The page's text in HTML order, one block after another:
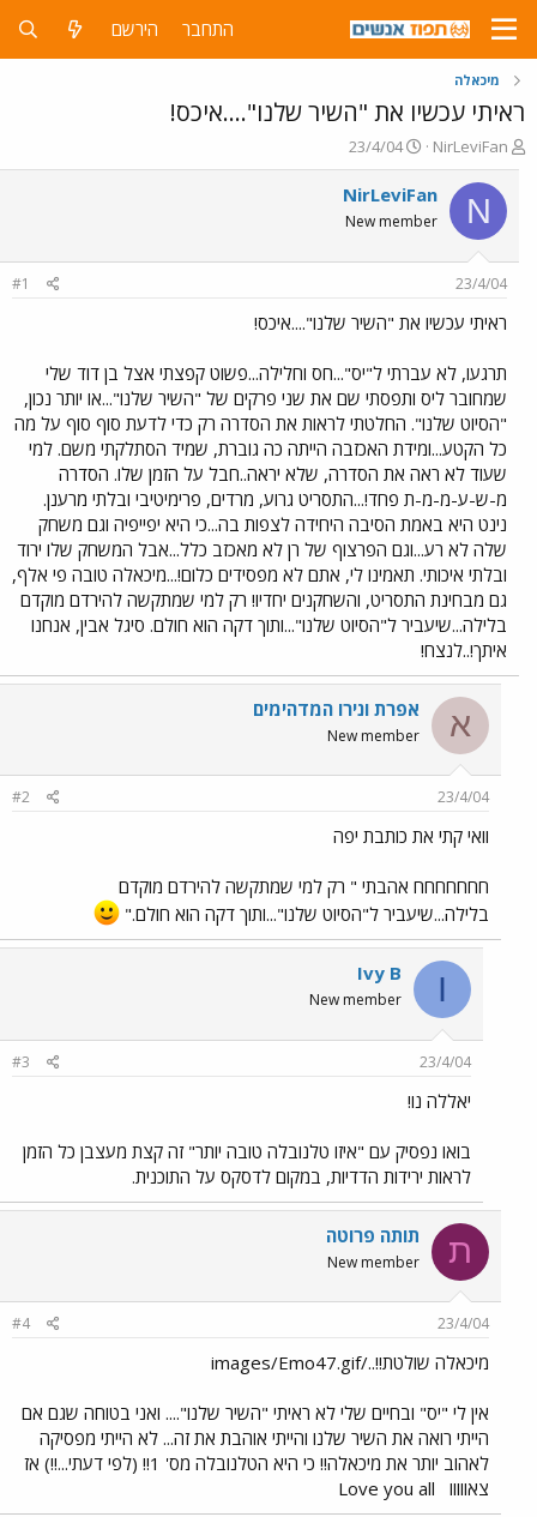
התחבר הירשם
מיכאלה
ראיתי עכשיו את "השיר שלנו"....איכס!
פ
ו
ת
ח
ה
ש
א
NirLeviFan
פ
ו
ר
ם
ר
23/4/04
N
NirLeviFan
New member
23/4/04
#1
ראיתי עכשיו את "השיר שלנו"....איכס!
תרגעו, לא עברתי ל"יס"...חס וחלילה...פשוט קפצתי אצל בן דוד שלי
שמחובר ליס ותפסתי שם את שני פרקים של "השיר שלנו"...או יותר נכון,
"הסיוט שלנו". החלטתי לראות את הסדרה רק כדי לדעת סוף סוף על מה
כל הקטע...ומידת האכזבה הייתה כה גוברת, שמיד הסתלקתי משם. למי
שעוד לא ראה את הסדרה, שלא יראה..חבל על הזמן שלו. הסדרה
מ-ש-ע-מ-מ-ת פחד!...התסריט גרוע, מרדים, פרימיטיבי ובלתי מרענן.
נינט היא באמת הסיבה היחידה לצפות בה...כי היא יפייפיה וגם משחק
שלה לא רע...וגם הפרצוף של רן לא מאכזב כלל...אבל המשחק שלו ירוד
ובלתי איכותי. תאמינו לי, אתם לא מפסידים כלום!...מיכאלה טובה פי אלף,
גם מבחינת התסריט, והשחקנים יחדיו! רק למי שמתקשה להירדם מוקדם
בלילה...שיעביר ל"הסיוט שלנו"...ותוך דקה הוא חולם. סיגל אבין, אנחנו
איתך!..לנצח!
א אפרת ונירו המדהימים
New member
23/4/04
#2
וואי קתי את כותבת יפה
חחחחחחח אהבתי " רק למי שמתקשה להירדם מוקדם
בלילה...שיעביר ל"הסיוט שלנו"...ותוך דקה הוא חולם."
I
Ivy B
New member
23/4/04
#3
יאללה נו!
בואו נפסיק עם "איזו טלנובלה טובה יותר" זה קצת מעצבן כל הזמן
לראות ירידות הדדיות, במקום לדסקס על התוכנית.
ת תותה פרוטה
New member
23/4/04
#4
מיכאלה שולטת!!../images/Emo47.gif
אין לי "יס" ובחיים שלי לא ראיתי "השיר שלנו".... ואני בטוחה שגם אם
הייתי רואה את השיר שלנו והייתי אוהבת את זה... לא הייתי מפסיקה
לאהוב יותר את מיכאלה!! כי היא הטלנובלה מס' 1!! (לפי דעתי...!!) אז
צאווווו